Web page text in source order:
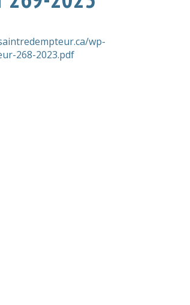
wp-
268-2023.pdf